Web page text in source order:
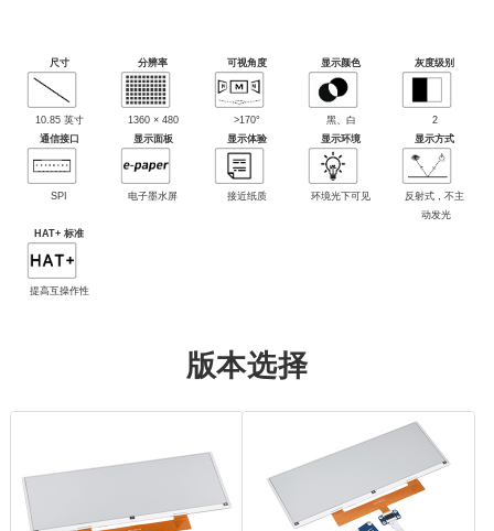
尺寸
10.85 英寸
分辨率
1360 × 480
可视角度
>170°
显示颜色
黑、白
灰度级别
2
通信接口
SPI
显示面板
电子墨水屏
显示体验
接近纸质
显示环境
环境光下可见
显示方式
反射式，不主
动发光
HAT+ 标准
提高互操作性
版本选择